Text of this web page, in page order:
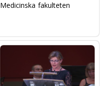
Medicinska fakulteten